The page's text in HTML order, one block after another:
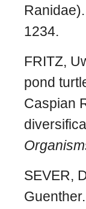
Ranidae).
1234.
FRITZ,
pond
Caspian
SEVER,